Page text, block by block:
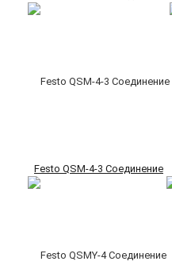
Festo QSM-4-3 Соединение